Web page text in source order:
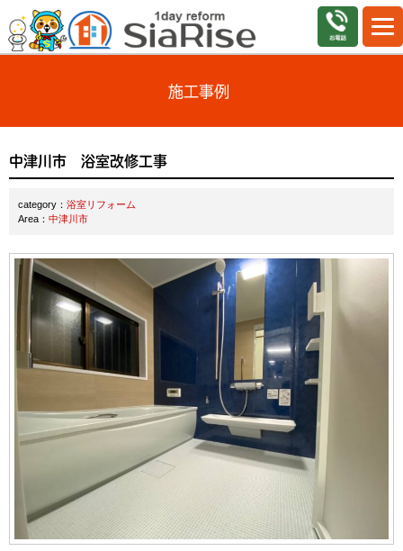
施工事例
中津川市 浴室改修工事
category： 浴室リフォーム
Area： 中津川市